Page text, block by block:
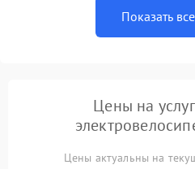
Показать
Цены на
Цены актуальны на